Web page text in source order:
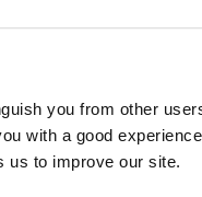
you from other
with a good
us to improve our site.